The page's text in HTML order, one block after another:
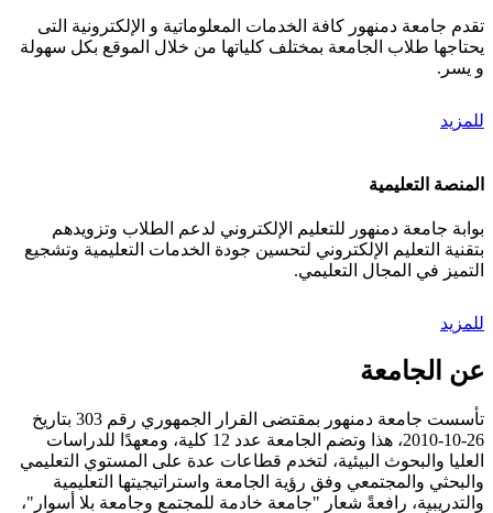
تقدم جامعة دمنهور كافة الخدمات المعلوماتية و الإلكترونية التى
يحتاجها طلاب الجامعة بمختلف كلياتها من خلال الموقع بكل سهولة
و يسر.
للمزيد
المنصة التعليمية
بوابة جامعة دمنهور للتعليم الإلكتروني لدعم الطلاب وتزويدهم
بتقنية التعليم الإلكتروني لتحسين جودة الخدمات التعليمية وتشجيع
التميز في المجال التعليمي.
للمزيد
عن الجامعة
تأسست جامعة دمنهور بمقتضى القرار الجمهوري رقم 303 بتاريخ
26-10-2010، هذا وتضم الجامعة عدد 12 كلية، ومعهدًا للدراسات
العليا والبحوث البيئية، لتخدم قطاعات عدة على المستوي التعليمي
والبحثي والمجتمعي وفق رؤية الجامعة واستراتيجيتها التعليمية
والتدريبية، رافعةً شعار "جامعة خادمة للمجتمع وجامعة بلا أسوار"،